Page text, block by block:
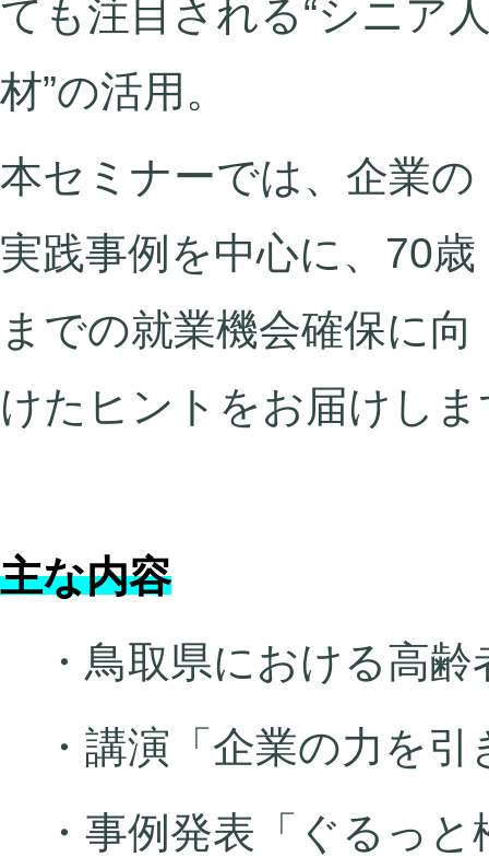
ても注目される“シニア
材”の活用。
本セミナーでは、企業の
実践事例を中心に、70歳
までの就業機会確保に向
けたヒントをお届けし
主な内容
・鳥取県における高齢
・講演「企業の力を引
・事例発表「ぐるっと